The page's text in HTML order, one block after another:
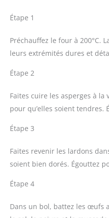
Étape 1
Préchauffez le four à 200°C.
leurs extrémités dures et
Étape 2
Faites cuire les asperges à
pour qu’elles soient tendres.
Étape 3
Faites revenir les lardons
soient bien dorés. Égouttez
Étape 4
Dans un bol, battez les œufs